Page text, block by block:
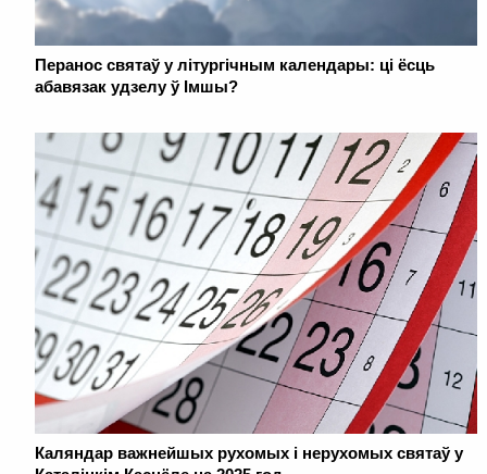
Перанос святаў у літургічным календары: ці ёсць
абавязак удзелу ў Імшы?
Каляндар важнейшых рухомых і нерухомых святаў у